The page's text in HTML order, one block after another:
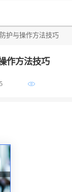
护与操作方法技巧
作方法技巧